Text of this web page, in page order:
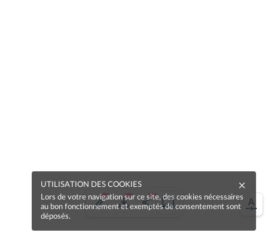
UTILISATION DES COOKIES
Lors de votre navigation sur ce site, des cookies nécessaires
au bon fonctionnement et exemptés de consentement sont
déposés.